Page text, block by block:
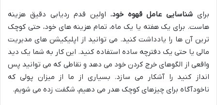
برای شناسایی عامل قهوه خود، اولین قدم ردیابی دقیق هزینه
هاست. برای یک هفته یا یک ماه، تمام هزینه های خود، حتی کوچک
ترین آن ها را یادداشت کنید. می توانید از اپلیکیشن های مدیریت
مالی یا حتی یک دفترچه ساده استفاده کنید. این کار به شما یک دید
واقعی از الگوهای خرج کردن خود می دهد و نقاطی که می توانید پس
انداز کنید را آشکار می سازد. بسیاری از ما از میزان پولی که
ناخودآگاه برای چیزهای کوچک هدر می دهیم، شگفت زده می شویم.